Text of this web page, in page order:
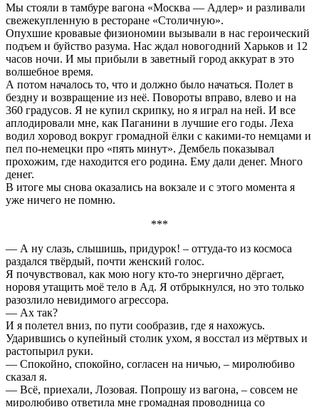
Мы стояли в тамбуре вагона «Москва — Адлер» и разливали
свежекупленную в ресторане «Столичную».
Опухшие кровавые физиономии вызывали в нас героический
подъем и буйство разума. Нас ждал новогодний Харьков и 12
часов ночи. И мы прибыли в заветный город аккурат в это
волшебное время.
А потом началось то, что и должно было начаться. Полет в
бездну и возвращение из неё. Повороты вправо, влево и на
360 градусов. Я не купил скрипку, но я играл на ней. И все
аплодировали мне, как Паганини в лучшие его годы. Леха
водил хоровод вокруг громадной ёлки с какими-то немцами и
пел по-немецки про «пять минут». Дембель показывал
прохожим, где находится его родина. Ему дали денег. Много
денег.
В итоге мы снова оказались на вокзале и с этого момента я
уже ничего не помню.
***
— А ну слазь, слышишь, придурок! – оттуда-то из космоса
раздался твёрдый, почти женский голос.
Я почувствовал, как мою ногу кто-то энергично дёргает,
норовя утащить моё тело в Ад. Я отбрыкнулся, но это только
разозлило невидимого агрессора.
— Ах так?
И я полетел вниз, по пути сообразив, где я нахожусь.
Ударившись о купейный столик ухом, я восстал из мёртвых и
растопырил руки.
— Спокойно, спокойно, согласен на ничью, – миролюбиво
сказал я.
— Всё, приехали, Лозовая. Попрошу из вагона, – совсем не
миролюбиво ответила мне громадная проводница со